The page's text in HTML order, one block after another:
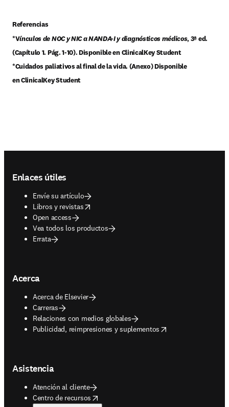
Referencias
*Vínculos de NOC y NIC a NANDA-I y diagnósticos médicos, 3ª ed.
(Capítulo 1. Pág. 1-10). Disponible en ClinicalKey Student
*Cuidados paliativos al final de la vida. (Anexo) Disponible
en ClinicalKey Student
Enlaces útiles
Envíe su artículo
Libros y revistas
opens in new tab/window
Open access
Vea todos los productos
Errata
Acerca
Acerca de Elsevier
Carreras
Relaciones con medios globales
Publicidad, reimpresiones y suplementos
opens in new tab/window
Asistencia
Atención al cliente
Centro de recursos
opens in new tab/window